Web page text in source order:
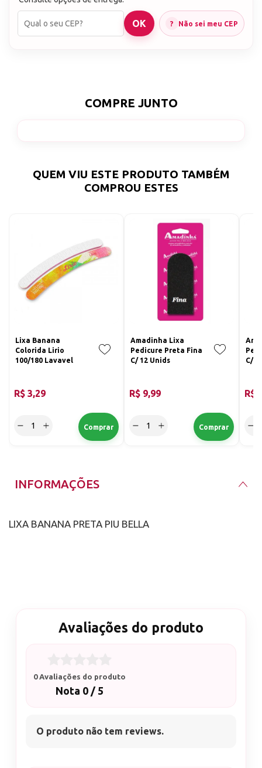
Não sei meu CEP
COMPRE JUNTO
QUEM VIU ESTE PRODUTO TAMBÉM
COMPROU ESTES
Lixa Banana
Colorida Lirio
100/180 Lavavel
R$ 3,29
Amadinha Lixa
Pedicure Preta Fina
C/ 12 Unids
R$ 9,99
C/
R$
INFORMAÇÕES
LIXA BANANA PRETA PIU BELLA
Avaliações do produto
0 Avaliações do produto
Nota 0 / 5
O produto não tem reviews.